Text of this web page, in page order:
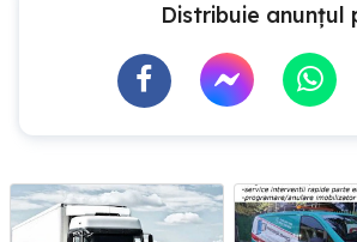
Distribuie anunțul